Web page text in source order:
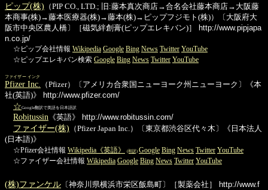
ピップ(株) （PIP CO., LTD.; 旧:藤本真次商店→合名会社藤本商店→大阪藤
本商事(株)→藤本医療器(株)→藤本(株)→ピップフジモト(株)）〔大阪府大
阪市中央区農人橋〕［磁気絆創膏(ピップエレキバン)］
http://www.pipjapa
n.co.jp/
☆ピップ会社情報 Wikipedia Google Bing News Twitter YouTube
☆ピップエレキバン検索 Google Bing News Twitter YouTube
Pfizer Inc.
ファイザー インク
（Pfizer）〔アメリカ合衆国ニューヨーク州ニューヨーク〕《本
社(英語)》
http://www.pfizer.com/
☆Google翻訳で英語を日本語訳
Robitussin 《英語》 http://www.robitussin.com/
ファイザー(株) （Pfizer Japan Inc.）〔東京都渋谷区代々木〕《日本法人
(日本語)》
☆Pfizer会社情報 Wikipedia《英語》 (和訳) Google Bing News Twitter YouTube
☆ファイザー会社情報 Wikipedia Google Bing News Twitter YouTube
(株)ファンケル 〔神奈川県横浜市栄区飯島町〕［製薬会社］
http://www.f